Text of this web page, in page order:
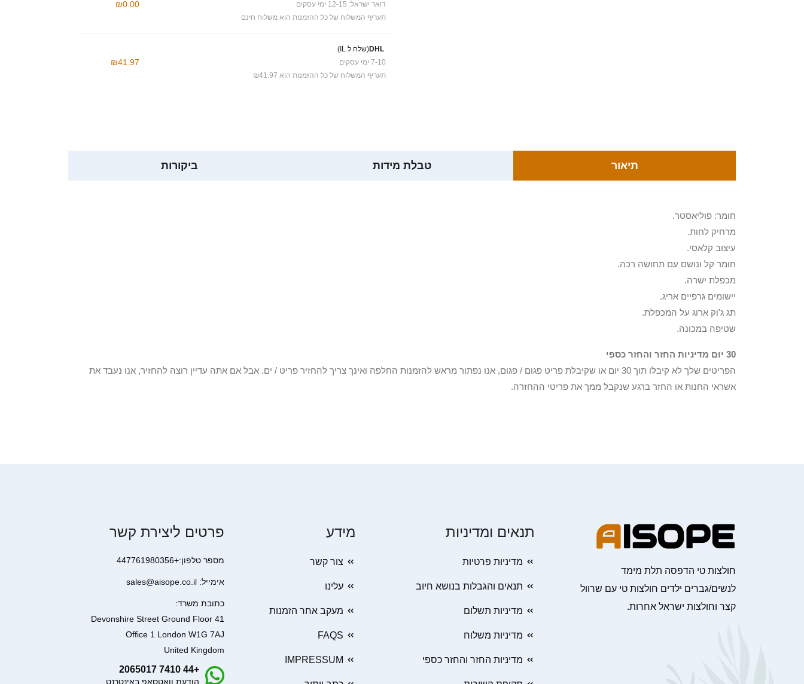
דואר ישראל: 12-15 ימי עסקים
תעריף המשלוח של כל ההזמנות הוא משלוח חינם
₪0.00
DHL(שלח ל IL)
7-10 ימי עסקים
תעריף המשלוח של כל ההזמנות הוא ₪41.97
₪41.97
תיאור טבלת מידות ביקורות
חומר: פוליאסטר.
מרחיק לחות.
עיצוב קלאסי.
חומר קל ונושם עם תחושה רכה.
מכפלת ישרה.
יישומים גרפיים אריג.
תג ג'וק ארוג על המכפלת.
שטיפה במכונה.
30 יום מדיניות החזר והחזר כספי
הפריטים שלך לא קיבלו תוך 30 יום או שקיבלת פריט פגום / פגום, אנו נפתור מראש להזמנות החלפה ואינך צריך להחזיר פריט / ים. אבל אם אתה עדיין רוצה להחזיר, אנו נעבד את
אשראי החנות או החזר ברגע שנקבל ממך את פריטי ההחזרה.
חולצות טי הדפסה תלת מימד
לנשים/גברים ילדים חולצות טי עם שרוול
קצר וחולצות ישראל אחרות.
תנאים ומדיניות
מדיניות פרטיות
תנאים והגבלות בנושא חיוב
מדיניות תשלום
מדיניות משלוח
מדיניות החזר והחזר כספי
מידע
צור קשר
עלינו
מעקב אחר הזמנות
FAQS
IMPRESSUM
פרטים ליצירת קשר
מספר טלפון:+447761980356
אימייל: sales@aisope.co.il
כתובת משרד:
41 Devonshire Street Ground Floor
Office 1 London W1G 7AJ
United Kingdom
+44 7410 2065017
הודעת וואטסאפ באינטרנט